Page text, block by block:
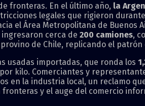
fronteras. En el último año, la
legales que rigieron
el Área Metropolitana de Buenos
ingresaron cerca de 200 camiones,
de Chile, replicando el
usadas importadas, que ronda los
kilo. Comerciantes y
en la industria local, un reclamo
y el auge del comercio